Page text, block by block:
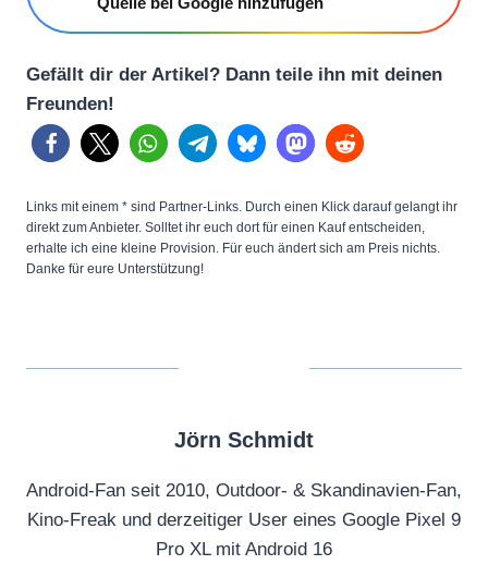
Gefällt dir der Artikel? Dann teile ihn mit deinen
Freunden!
Links mit einem * sind Partner-Links. Durch einen Klick darauf gelangt ihr
direkt zum Anbieter. Solltet ihr euch dort für einen Kauf entscheiden,
erhalte ich eine kleine Provision. Für euch ändert sich am Preis nichts.
Danke für eure Unterstützung!
Jörn Schmidt
Android-Fan seit 2010, Outdoor- & Skandinavien-Fan,
Kino-Freak und derzeitiger User eines Google Pixel 9
Pro XL mit Android 16